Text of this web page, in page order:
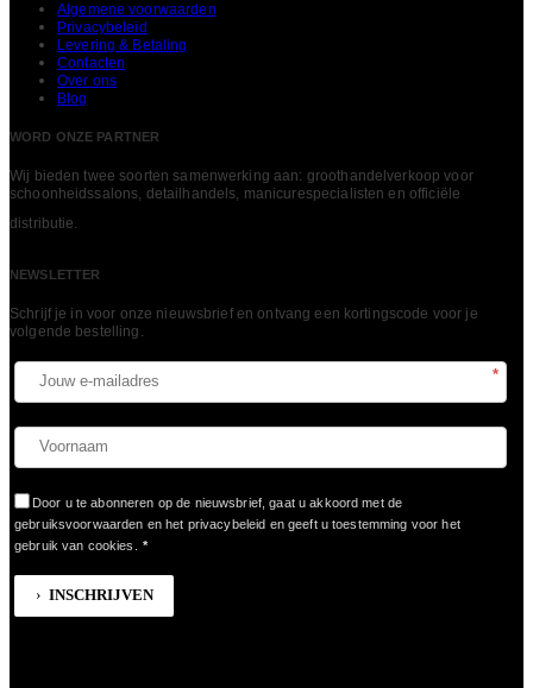
Algemene voorwaarden
Privacybeleid
Levering & Betaling
Contacten
Over ons
Blog
WORD ONZE PARTNER
Wij bieden twee soorten samenwerking aan: groothandelverkoop voor
schoonheidssalons, detailhandels, manicurespecialisten en officiële
distributie.
NEWSLETTER
Schrijf je in voor onze nieuwsbrief en ontvang een kortingscode voor je
volgende bestelling.​
*
Door u te abonneren op de nieuwsbrief, gaat u akkoord met de
gebruiksvoorwaarden en het privacybeleid en geeft u toestemming voor het
gebruik van cookies.
*
INSCHRIJVEN